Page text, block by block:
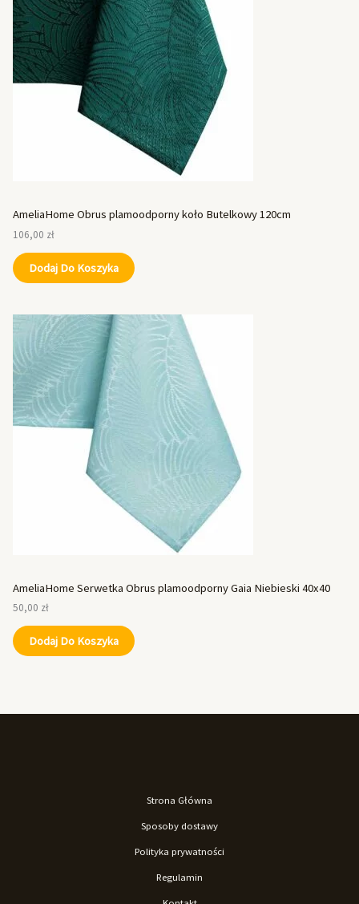
AmeliaHome Obrus plamoodporny koło Butelkowy 120cm
106,00 zł
Dodaj Do Koszyka
AmeliaHome Serwetka Obrus plamoodporny Gaia Niebieski 40x40
50,00 zł
Dodaj Do Koszyka
Strona Główna
Sposoby dostawy
Polityka prywatności
Regulamin